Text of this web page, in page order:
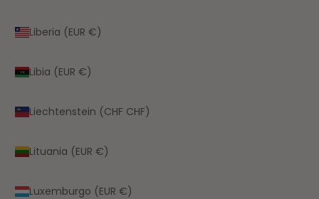
Liberia (EUR €)
Libia (EUR €)
Liechtenstein (CHF CHF)
Lituania (EUR €)
Luxemburgo (EUR €)